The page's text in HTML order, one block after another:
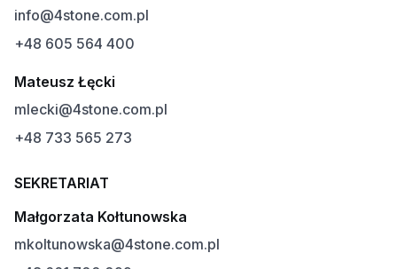
info@4stone.com.pl
+48 605 564 400
Mateusz Łęcki
mlecki@4stone.com.pl
+48 733 565 273
SEKRETARIAT
Małgorzata Kołtunowska
mkoltunowska@4stone.com.pl